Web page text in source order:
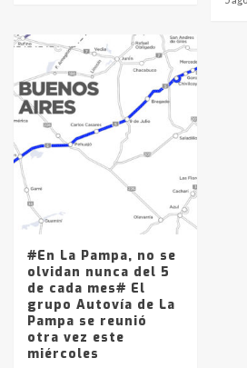
#En La Pampa, no se
olvidan nunca del 5
de cada mes# El
grupo Autovía de La
Pampa se reunió
otra vez este
miércoles